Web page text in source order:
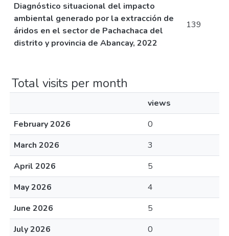
Diagnóstico situacional del impacto
ambiental generado por la extracción de
áridos en el sector de Pachachaca del
distrito y provincia de Abancay, 2022
139
Total visits per month
views
February 2026
0
March 2026
3
April 2026
5
May 2026
4
June 2026
5
July 2026
0